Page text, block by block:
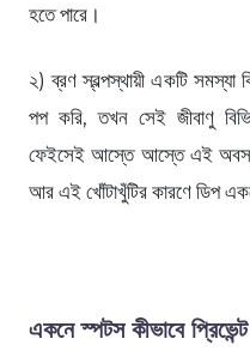
হতে পারে।
২) ব্রণ স্বল্পস্থায়ী একটি
পপ করি, তখন সেই জীবাণু
ফেইসেই আস্তে আস্তে এই অবস্থা
আর এই খোঁটাখুঁটির কারণে ডিপ
একনে স্পটস কীভাবে